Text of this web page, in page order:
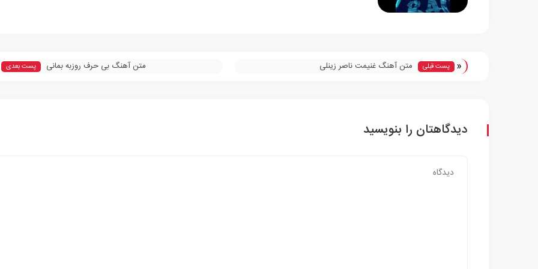
« پست قبلی متن آهنگ غنیمت ناصر زینلی متن آهنگ بی حرف روزبه بمانی پست بعدی
دیدگاهتان را بنویسید